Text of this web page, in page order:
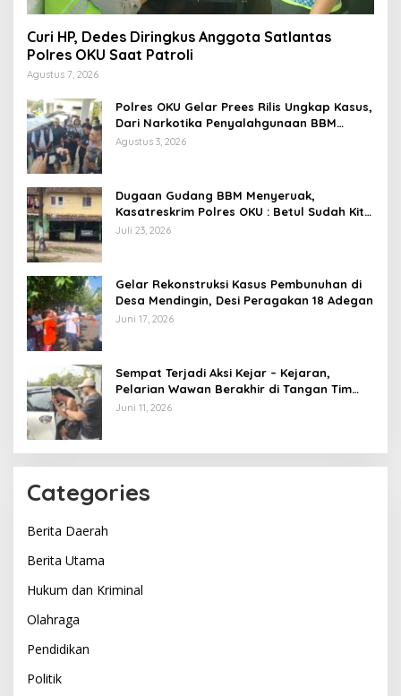
Curi HP, Dedes Diringkus Anggota Satlantas
Polres OKU Saat Patroli
Agustus 7, 2026
Polres OKU Gelar Prees Rilis Ungkap Kasus,
Dari Narkotika Penyalahgunaan BBM
Hingga Kasus Korupsi
Agustus 3, 2026
Dugaan Gudang BBM Menyeruak,
Kasatreskrim Polres OKU : Betul Sudah Kita
Pasang Police Line
Juli 23, 2026
Gelar Rekonstruksi Kasus Pembunuhan di
Desa Mendingin, Desi Peragakan 18 Adegan
Juni 17, 2026
Sempat Terjadi Aksi Kejar – Kejaran,
Pelarian Wawan Berakhir di Tangan Tim
Opsnal Polsek Lubuk Batang, Kaki
Juni 11, 2026
Categories
Berita Daerah
Berita Utama
Hukum dan Kriminal
Olahraga
Pendidikan
Politik